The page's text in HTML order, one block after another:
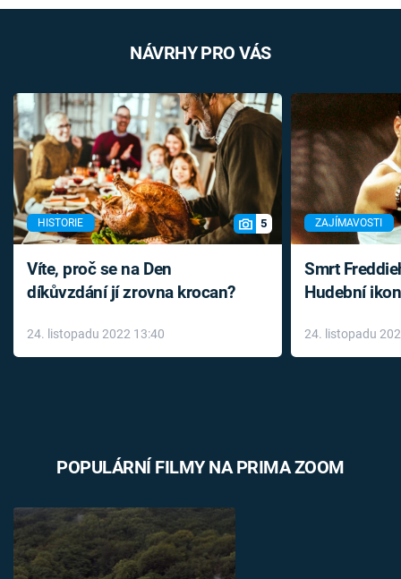
NÁVRHY PRO VÁS
HISTORIE 5
Víte, proč se na Den
díkůvzdání jí zrovna krocan?
24. listopadu 2022 13:40
ZAJÍMAVOSTI
Smrt
Hudební
léky
24. listopadu
POPULÁRNÍ FILMY NA PRIMA ZOOM